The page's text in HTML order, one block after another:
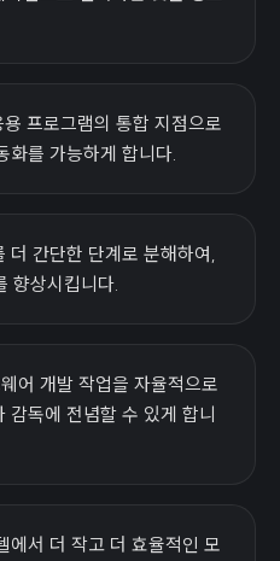
프로그램의 통합 지점으로
화를 가능하게 합니다.
더 간단한 단계로 분해하여,
향상시킵니다.
어 개발 작업을 자율적으로
감독에 전념할 수 있게 합니
에서 더 작고 더 효율적인 모